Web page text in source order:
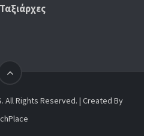
All Rights Reserved. | Created By